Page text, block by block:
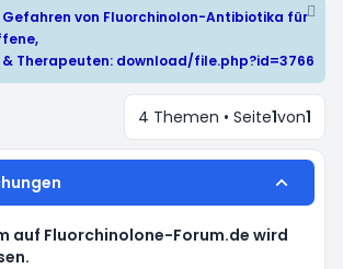
Gefahren von Fluorchinolon-Antibiotika für
Therapeuten: download/file.php?id=3766
4 Themen • Seite1von1
auf Fluorchinolone-Forum.de wird